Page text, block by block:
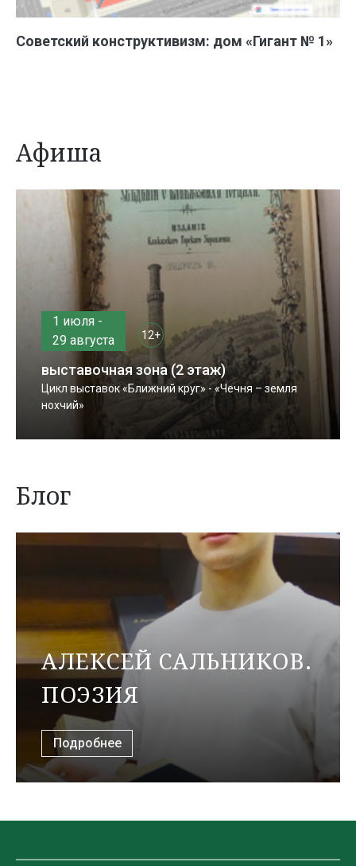
Советский конструктивизм: дом «Гигант № 1»
Афиша
1 июля -
29 августа
12+
выставочная зона (2 этаж)
Цикл выставок «Ближний круг» - «Чечня – земля
нохчий»
Блог
АЛЕКСЕЙ САЛЬНИКОВ.
ПОЭЗИЯ
Подробнее